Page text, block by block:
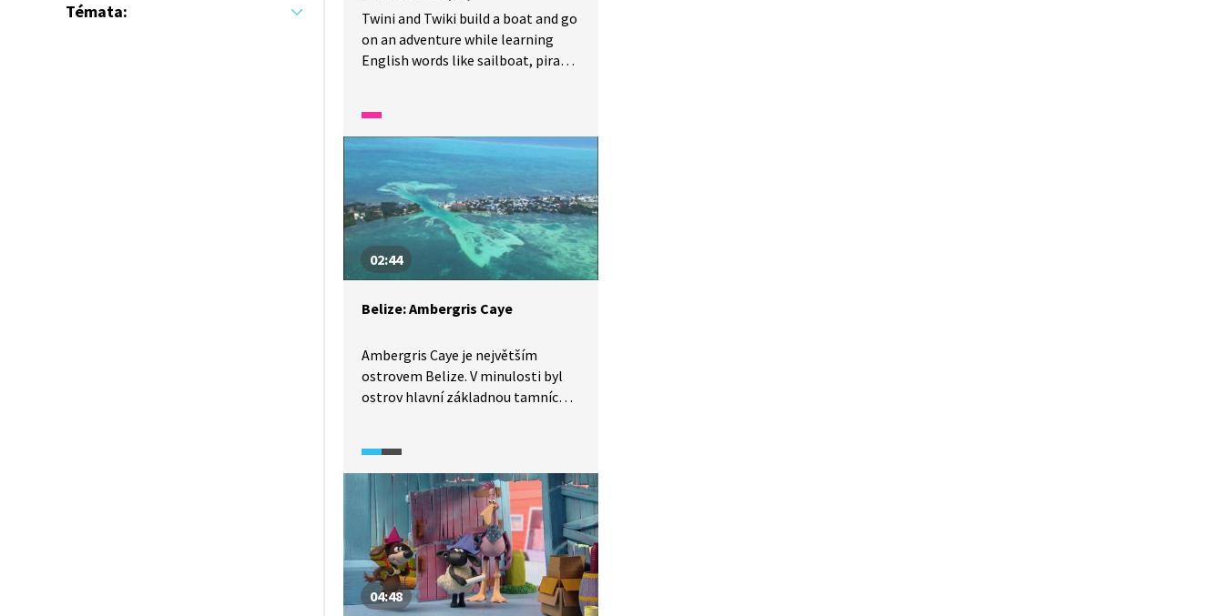
Témata:
Twini and Twiki build a boat and go
on an adventure while learning
English words like sailboat, pirate,
zatímco se učí anglická slova jako
plachetnice, pirát, síť a šavle.
02:44
Belize: Ambergris Caye
Ambergris Caye je největším
ostrovem Belize. V minulosti byl
ostrov hlavní základnou tamních
využívala při výrobě kvalitních
parfémů. Jednalo se tak o cennou
komoditu, se kterou mohli piráti
obchodovat. Pobřeží ostrova
lemují porosty mangrovníků, které
tak vytvářejí unikátní ekosystém.
04:48